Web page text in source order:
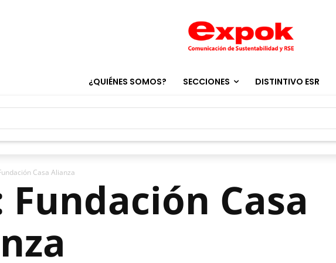
¿QUIÉNES SOMOS? SECCIONES DISTINTIVO ESR
Casa Alianza
Fundación Casa